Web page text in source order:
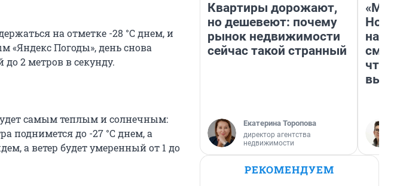
на отметке -28 °C днем, и
«Яндекс Погоды», день снова
до 2 метров в секунду.
самым теплым и солнечным:
поднимется до -27 °C днем, а
а ветер будет умеренный от 1 до
Квартиры дорожают,
но дешевеют: почему
рынок недвижимости
сейчас такой странный
Екатерина Торопова
директор агентства
недвижимости
«Мы
РЕКОМЕНДУЕМ